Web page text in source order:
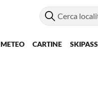
METEO CARTINE SKIPASS